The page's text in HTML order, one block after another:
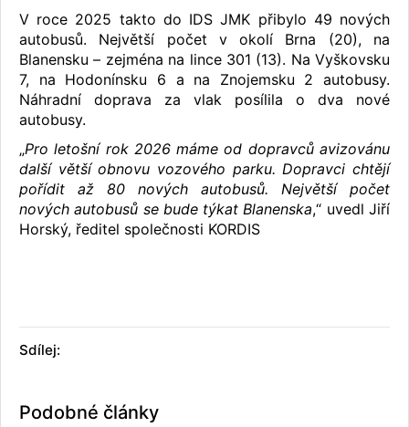
V roce 2025 takto do IDS JMK přibylo 49 nových
autobusů. Největší počet v okolí Brna (20), na
Blanensku – zejména na lince 301 (13). Na Vyškovsku
7, na Hodonínsku 6 a na Znojemsku 2 autobusy.
Náhradní doprava za vlak posílila o dva nové
autobusy.
„Pro letošní rok 2026 máme od dopravců avizovánu
další větší obnovu vozového parku. Dopravci chtějí
pořídit až 80 nových autobusů. Největší počet
nových autobusů se bude týkat Blanenska,“ uvedl Jiří
Horský, ředitel společnosti KORDIS
Sdílej:
Podobné články